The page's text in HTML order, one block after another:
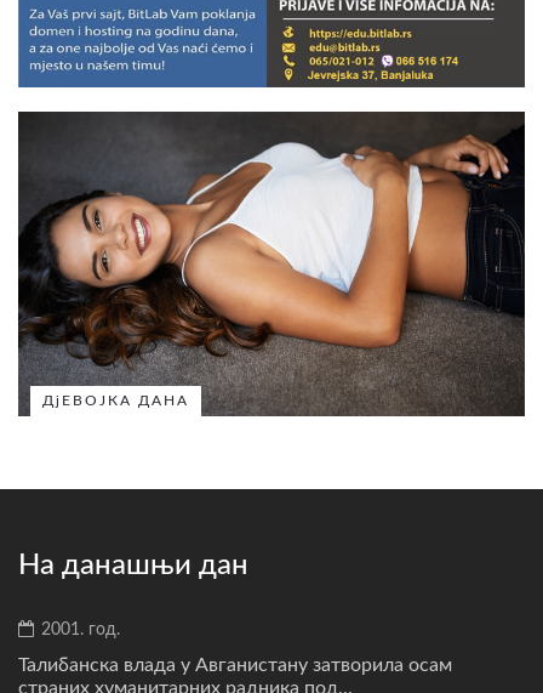
ДјЕВОЈКА ДАНА
На данашњи дан
2001. год.
Талибанска влада у Авганистану затворила осам
страних хуманитарних радника под...